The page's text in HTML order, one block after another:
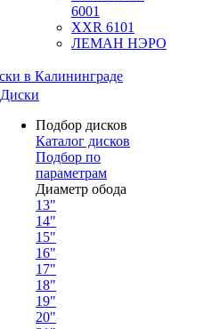
6001
XXR 6101
ЛЕМАН НЭРО
Диски
Подбор дисков
Каталог дисков
Подбор по
параметрам
Диаметр обода
13"
14"
15"
16"
17"
18"
19"
20"